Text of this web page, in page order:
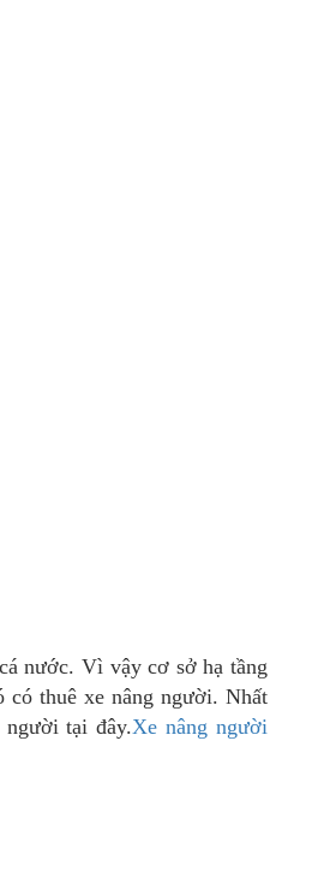
nước. Vì vậy cơ sở hạ tầng
thuê xe nâng người. Nhất
người tại đây.Xe nâng người